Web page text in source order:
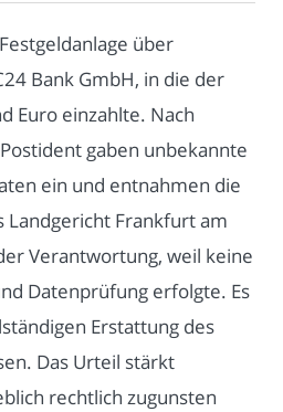
über
Bank GmbH, in die der
Euro einzahlte. Nach
gaben unbekannte
ein und entnahmen die
Landgericht Frankfurt am
Verantwortung, weil keine
Datenprüfung erfolgte. Es
Erstattung des
Das Urteil stärkt
rechtlich zugunsten